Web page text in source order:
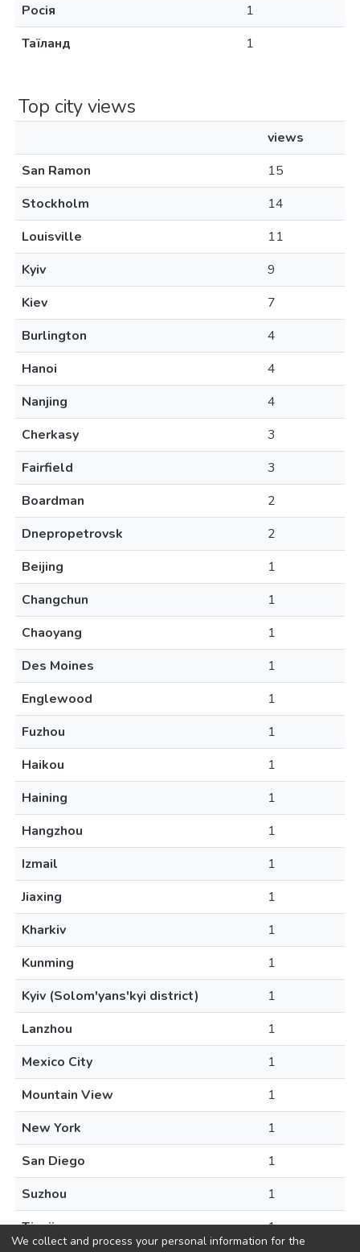
Росія
1
Таїланд
1
Top city views
views
San Ramon
15
Stockholm
14
Louisville
11
Kyiv
9
Kiev
7
Burlington
4
Hanoi
4
Nanjing
4
Cherkasy
3
Fairfield
3
Boardman
2
Dnepropetrovsk
2
Beijing
1
Changchun
1
Chaoyang
1
Des Moines
1
Englewood
1
Fuzhou
1
Haikou
1
Haining
1
Hangzhou
1
Izmail
1
Jiaxing
1
Kharkiv
1
Kunming
1
Kyiv (Solom'yans'kyi district)
1
Lanzhou
1
Mexico City
1
Mountain View
1
New York
1
San Diego
1
Suzhou
1
Tianjin
1
We collect and process your personal information for the